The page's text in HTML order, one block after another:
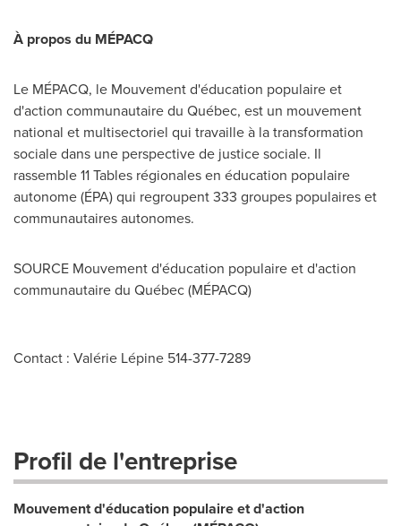
À propos du MÉPACQ
Le MÉPACQ, le Mouvement d'éducation populaire et
d'action communautaire du Québec, est un mouvement
national et multisectoriel qui travaille à la transformation
sociale dans une perspective de justice sociale. Il
rassemble 11 Tables régionales en éducation populaire
autonome (ÉPA) qui regroupent 333 groupes populaires et
communautaires autonomes.
SOURCE Mouvement d'éducation populaire et d'action
communautaire du Québec (MÉPACQ)
Contact : Valérie Lépine 514-377-7289
Profil de l'entreprise
Mouvement d'éducation populaire et d'action